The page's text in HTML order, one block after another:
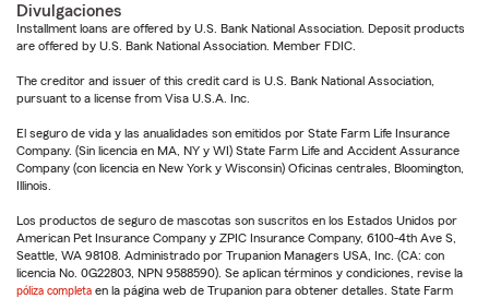
Divulgaciones
Installment loans are offered by U.S. Bank National Association. Deposit products
are offered by U.S. Bank National Association. Member FDIC.
The creditor and issuer of this credit card is U.S. Bank National Association,
pursuant to a license from Visa U.S.A. Inc.
El seguro de vida y las anualidades son emitidos por State Farm Life Insurance
Company. (Sin licencia en MA, NY y WI) State Farm Life and Accident Assurance
Company (con licencia en New York y Wisconsin) Oficinas centrales, Bloomington,
Illinois.
Los productos de seguro de mascotas son suscritos en los Estados Unidos por
American Pet Insurance Company y ZPIC Insurance Company, 6100-4th Ave S,
Seattle, WA 98108. Administrado por Trupanion Managers USA, Inc. (CA: con
licencia No. 0G22803, NPN 9588590). Se aplican términos y condiciones, revise la
póliza completa en la página web de Trupanion para obtener detalles. State Farm